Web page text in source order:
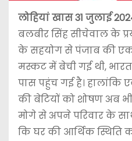
लोहियां खास 31 जुलाई
बलबीर सिंह सीचेवाल के
के सहयोग से पंजाब की
मस्कट में बेची गई थी,
पास पहुंच गई है। हालांकि
की बेटियों को शोषण अब
मोगे से अपने परिवार के
कि घर की आर्थिक